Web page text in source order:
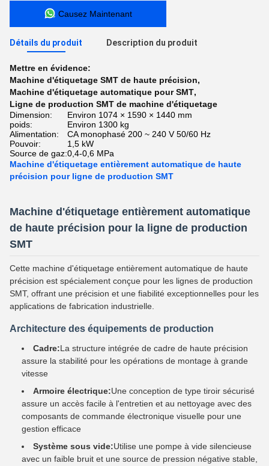
Causez Maintenant
Détails du produit Description du produit
Mettre en évidence:
Machine d'étiquetage SMT de haute précision,
Machine d'étiquetage automatique pour SMT,
Ligne de production SMT de machine d'étiquetage
Dimension:
Environ 1074 × 1590 × 1440 mm
poids:
Environ 1300 kg
Alimentation:
CA monophasé 200 ~ 240 V 50/60 Hz
Pouvoir:
1,5 kW
Source de gaz:0,4-0,6 MPa
Machine d'étiquetage entièrement automatique de haute
précision pour ligne de production SMT
Machine d'étiquetage entièrement automatique
de haute précision pour la ligne de production
SMT
Cette machine d'étiquetage entièrement automatique de haute
précision est spécialement conçue pour les lignes de production
SMT, offrant une précision et une fiabilité exceptionnelles pour les
applications de fabrication industrielle.
Architecture des équipements de production
Cadre:La structure intégrée de cadre de haute précision
assure la stabilité pour les opérations de montage à grande
vitesse
Armoire électrique:Une conception de type tiroir sécurisé
assure un accès facile à l'entretien et au nettoyage avec des
composants de commande électronique visuelle pour une
gestion efficace
Système sous vide:Utilise une pompe à vide silencieuse
avec un faible bruit et une source de pression négative stable,